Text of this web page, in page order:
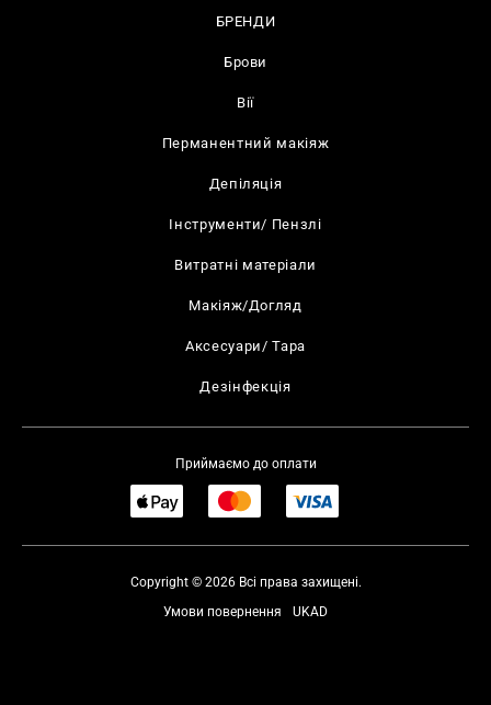
БРЕНДИ
Брови
Вії
Перманентний макіяж
Депіляція
Інструменти/ Пензлі
Витратні матеріали
Макіяж/Догляд
Аксесуари/ Тара
Дезінфекція
Приймаємо до оплати
Copyright © 2026 Всі права захищені.
UKAD
Умови повернення